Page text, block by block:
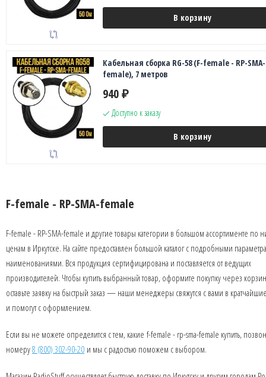
В корзину
Кабельная сборка RG-58 (F-female - RP-SMA-
female), 7 метров
940 ₽
Доступно к заказу
В корзину
F-female - RP-SMA-female
F-female - RP-SMA-female и другие товары категории в большом ассортименте по
ценам в Иркутске. На сайте предоставлен большой каталог с подробными
наименованиями. Вся продукция сертифицирована и поставляется от ведущих
производителей. Чтобы купить выбранный товар, оформите покупку через
оставьте заявку на быстрый заказ — наши менеджеры свяжутся с вами в
и помогут с оформлением.
Если вы не можете определится с тем, какие f-female - rp-sma-female купить,
номеру8 (800) 302-90-20 и мы с радостью поможем с выбором.